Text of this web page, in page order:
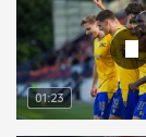
01:23